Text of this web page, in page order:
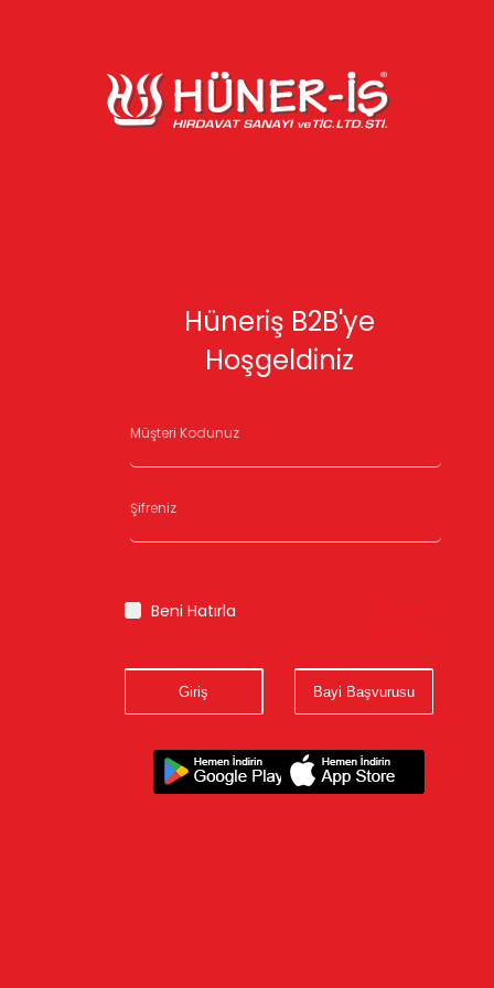
Hüneriş B2B'ye
Hoşgeldiniz
Müşteri Kodunuz
Şifreniz
Beni Hatırla
Giriş Bayi Başvurusu